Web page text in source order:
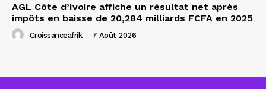
AGL Côte d’Ivoire affiche un résultat net après
impôts en baisse de 20,284 milliards FCFA en 2025
Croissanceafrik - 7 Août 2026